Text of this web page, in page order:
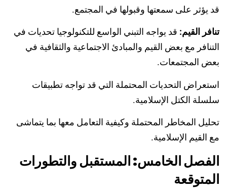
قد يؤثر على سمعتها وقبولها في المجتمع.
تنافر القيم: قد يواجه التبني الواسع للتكنولوجيا تحديات في
التنافر مع بعض القيم والمبادئ الاجتماعية والثقافية في
بعض المجتمعات.
استعراض التحديات المحتملة التي قد تواجه تطبيقات
سلسلة الكتل الإسلامية.
تحليل المخاطر المحتملة وكيفية التعامل معها بما يتماشى
مع القيم الإسلامية.
الفصل الخامس: المستقبل والتطورات
المتوقعة